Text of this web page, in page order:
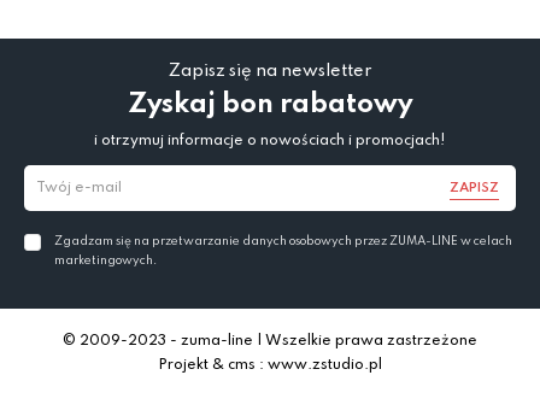
Zapisz się na newsletter
Zyskaj bon rabatowy
i otrzymuj informacje o nowościach i promocjach!
ZAPISZ
Zgadzam się na przetwarzanie danych osobowych przez ZUMA-LINE w celach
marketingowych.
© 2009-2023 - zuma-line | Wszelkie prawa zastrzeżone
Projekt & cms : www.zstudio.pl